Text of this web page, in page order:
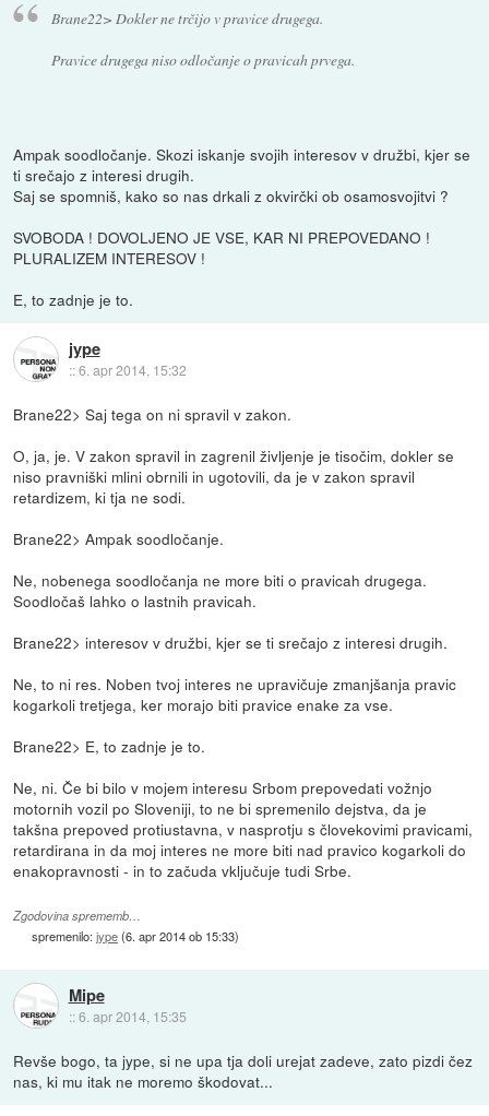
Brane22> Dokler ne trčijo v pravice drugega.
Pravice drugega niso odločanje o pravicah prvega.
Ampak soodločanje. Skozi iskanje svojih interesov v družbi, kjer se
ti srečajo z interesi drugih.
Saj se spomniš, kako so nas drkali z okvirčki ob osamosvojitvi ?
SVOBODA ! DOVOLJENO JE VSE, KAR NI PREPOVEDANO !
PLURALIZEM INTERESOV !
E, to zadnje je to.
jype
::6. apr 2014, 15:32
Brane22> Saj tega on ni spravil v zakon.
O, ja, je. V zakon spravil in zagrenil življenje je tisočim, dokler se
niso pravniški mlini obrnili in ugotovili, da je v zakon spravil
retardizem, ki tja ne sodi.
Brane22> Ampak soodločanje.
Ne, nobenega soodločanja ne more biti o pravicah drugega.
Soodločaš lahko o lastnih pravicah.
Brane22> interesov v družbi, kjer se ti srečajo z interesi drugih.
Ne, to ni res. Noben tvoj interes ne upravičuje zmanjšanja pravic
kogarkoli tretjega, ker morajo biti pravice enake za vse.
Brane22> E, to zadnje je to.
Ne, ni. Če bi bilo v mojem interesu Srbom prepovedati vožnjo
motornih vozil po Sloveniji, to ne bi spremenilo dejstva, da je
takšna prepoved protiustavna, v nasprotju s človekovimi pravicami,
retardirana in da moj interes ne more biti nad pravico kogarkoli do
enakopravnosti - in to začuda vključuje tudi Srbe.
Zgodovina sprememb…
spremenilo:jype(6. apr 2014 ob 15:33)
Mipe
::6. apr 2014, 15:35
Revše bogo, ta jype, si ne upa tja doli urejat zadeve, zato pizdi čez
nas, ki mu itak ne moremo škodovat...